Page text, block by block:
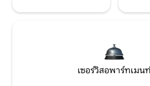
เซอร์วิสอพาร์ทเมน